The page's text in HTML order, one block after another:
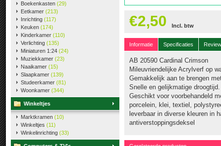
Boekenkasten (29)
Eetkamer (213)
Inrichting (117)
Keuken (174)
Kinderkamer (110)
Verlichting (135)
Miniaturen 1:24 (24)
Muziekkamer (23)
Naaikamer (15)
Slaapkamer (139)
Studeerkamer (81)
Woonkamer (344)
Winkeltjes
Marktkramen (10)
Winkeltjes (11)
Winkelinrichting (33)
€2,50 Incl. btw
Informatie Specificaties
AB 20590 Cardinal Crimson
Mileuvriendelijke Acrylverf op
Gemakkelijk aan te brengen
Snelle en gelijkmatige droogtijd.
Geschikt voor voorbehandeld
porcelein, klei, textiel,
leverbaar in diverse kleuren in
antiverstoppingsdeksel